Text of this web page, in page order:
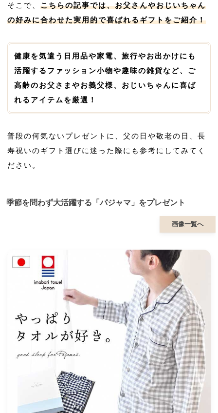
そこで、 こちらの記事では、お父さんやおじいちゃん
の好みに合わせた実用的で喜ばれるギフトをご紹介！
健康を気遣う日用品や家電、旅行やお出かけにも
活躍するファッション小物や趣味の雑貨など、ご
高齢のお父さまやお義父様、おじいちゃんに喜ば
れるアイテムを厳選！
普段の何気ないプレゼントに、父の日や敬老の日、長
寿祝いのギフト選びに迷った際にも参考にしてみてく
ださい。
季節を問わず大活躍する「パジャマ」をプレゼント
画像一覧へ